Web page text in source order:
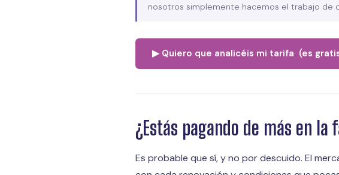
nosotros simplemente hacemos el trabajo de
▶ Quiero que analicéis mi tarifa (es
¿Estás pagando de más en la
Es probable que sí, y no por descuido. El